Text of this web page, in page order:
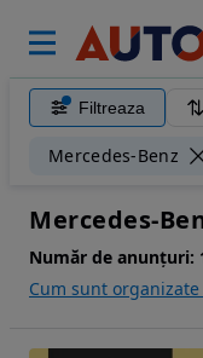
Filtreaza
Mercedes-Benz
Mercedes-
Număr de anunțuri:
Cum sunt